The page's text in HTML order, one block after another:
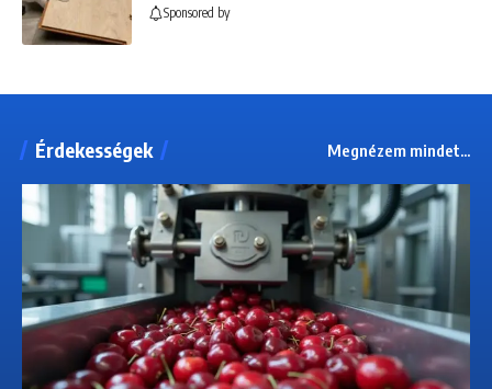
Sponsored by
Érdekességek Megnézem mindet...